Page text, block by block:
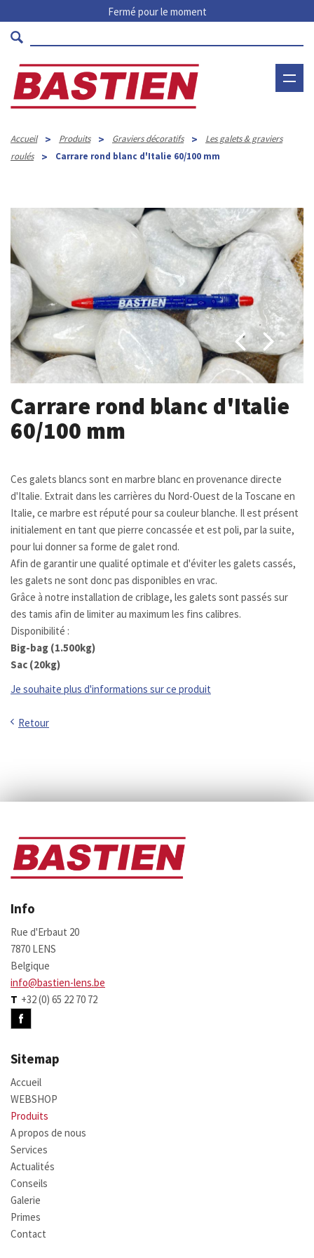
Fermé pour le moment
Accueil > Produits > Graviers décoratifs >
Les galets & graviers
roulés
> Carrare rond blanc d'Italie 60/100 mm
Carrare rond blanc d'Italie
60/100 mm
Ces galets blancs sont en marbre blanc en provenance directe
d'Italie. Extrait dans les carrières du Nord-Ouest de la Toscane en
Italie, ce marbre est réputé pour sa couleur blanche. Il est présent
initialement en tant que pierre concassée et est poli, par la suite,
pour lui donner sa forme de galet rond.
Afin de garantir une qualité optimale et d'éviter les galets cassés,
les galets ne sont donc pas disponibles en vrac.
Grâce à notre installation de criblage, les galets sont passés sur
des tamis afin de limiter au maximum les fins calibres.
Disponibilité :
Big-bag (1.500kg)
Sac (20kg)
Je souhaite plus d'informations sur ce produit
Retour
Info
Rue d'Erbaut 20
7870 LENS
Belgique
info@bastien-lens.be
T +32 (0) 65 22 70 72
Sitemap
Accueil
WEBSHOP
Produits
A propos de nous
Services
Actualités
Conseils
Galerie
Primes
Contact